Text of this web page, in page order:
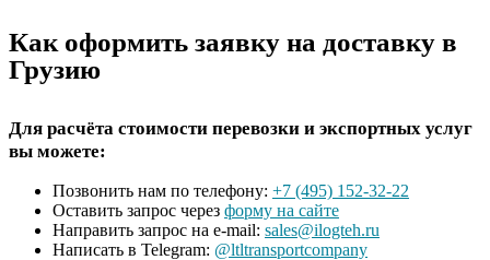
Как оформить заявку на доставку в
Грузию
Для расчёта стоимости перевозки и экспортных услуг
вы можете:
Позвонить нам по телефону: +7 (495) 152-32-22
Оставить запрос через форму на сайте
Направить запрос на e-mail: sales@ilogteh.ru
Написать в Telegram: @ltltransportcompany